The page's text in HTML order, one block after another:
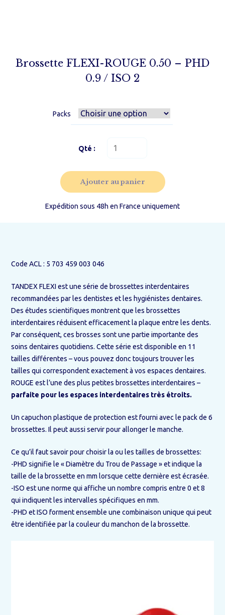
Brossette FLEXI-ROUGE 0.50 – PHD
0.9 / ISO 2
Packs
FLEXI-
ROUGE
0.50
–
Ajouter au panier
Expédition sous 48h en France uniquement
Code ACL : 5 703 459 003 046
TANDEX FLEXI est une série de brossettes interdentaires
recommandées par les dentistes et les hygiénistes dentaires.
Des études scientifiques montrent que les brossettes
interdentaires réduisent efficacement la plaque entre les dents.
Par conséquent, ces brosses sont une partie importante des
soins dentaires quotidiens. Cette série est disponible en 11
tailles différentes – vous pouvez donc toujours trouver les
tailles qui correspondent exactement à vos espaces dentaires.
ROUGE est l’une des plus petites brossettes interdentaires –
parfaite pour les espaces interdentaires très étroits.
Un capuchon plastique de protection est fourni avec le pack de 6
brossettes. Il peut aussi servir pour allonger le manche.
Ce qu’il faut savoir pour choisir la ou les tailles de brossettes:
-PHD signifie le « Diamètre du Trou de Passage » et indique la
taille de la brossette en mm lorsque cette dernière est écrasée.
-ISO est une norme qui affiche un nombre compris entre 0 et 8
qui indiquent les intervalles spécifiques en mm.
-PHD et ISO forment ensemble une combinaison unique qui peut
être identifiée par la couleur du manchon de la brossette.